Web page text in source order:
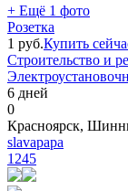
+ Ещё 1 фото
Розетка
1 руб.Купить
Строительство и
6 дней
0
Красноярск,
slavapapa
1245